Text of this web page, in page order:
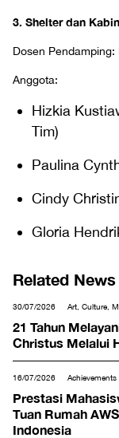
3. Shelter dan
Dosen Pendamping:
Anggota:
Hizkia
Tim)
Paulina
Cindy
Gloria
Related News
30/07/2026 Art, Culture,
21 Tahun
Christus Melalui
16/07/2026 Achievements
Prestasi
Tuan Rumah
Indonesia